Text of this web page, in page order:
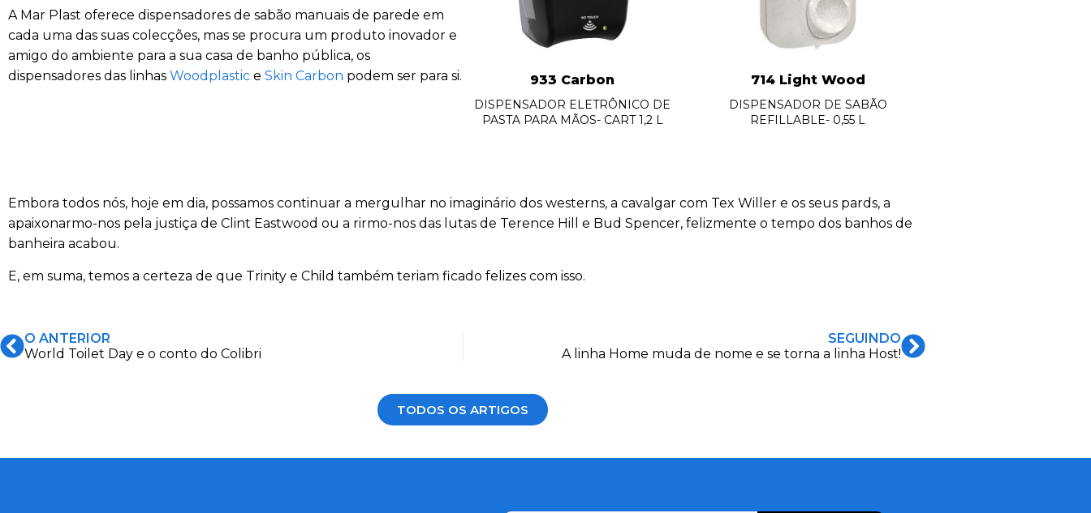
A Mar Plast oferece dispensadores de sabão manuais de parede em
cada uma das suas colecções, mas se procura um produto inovador e
amigo do ambiente para a sua casa de banho pública, os
dispensadores das linhas Woodplastic e Skin Carbon podem ser para si. 933 Carbon
DISPENSADOR ELETRÔNICO DE
PASTA PARA MÃOS- CART 1,2 L
714 Light Wood
DISPENSADOR DE SABÃO
REFILLABLE- 0,55 L
Embora todos nós, hoje em dia, possamos continuar a mergulhar no imaginário dos westerns, a cavalgar com Tex Willer e os seus pards, a
apaixonarmo-nos pela justiça de Clint Eastwood ou a rirmo-nos das lutas de Terence Hill e Bud Spencer, felizmente o tempo dos banhos de
banheira acabou.
E, em suma, temos a certeza de que Trinity e Child também teriam ficado felizes com isso.
O ANTERIOR
World Toilet Day e o conto do Colibri
SEGUINDO
A linha Home muda de nome e se torna a linha Host!
TODOS OS ARTIGOS
CAPTCHA